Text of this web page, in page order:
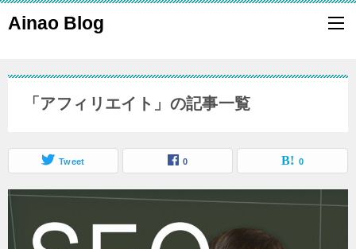
Ainao Blog
「アフィリエイト」の記事一覧
Tweet 0 0